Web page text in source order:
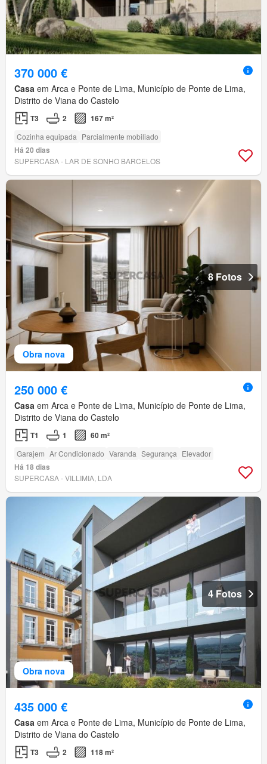
370 000 €
Casa em Arca e Ponte de Lima, Município de Ponte de Lima,
Distrito de Viana do Castelo
T3 2 167 m²
Cozinha equipada Parcialmente mobiliado
Há 20 dias
SUPERCASA - LAR DE SONHO BARCELOS
Obra nova
8 Fotos
250 000 €
Casa em Arca e Ponte de Lima, Município de Ponte de Lima,
Distrito de Viana do Castelo
T1 1 60 m²
Garajem Ar Condicionado Varanda Segurança Elevador
Há 18 dias
SUPERCASA - VILLIMIA, LDA
Obra nova
4 Fotos
435 000 €
Casa em Arca e Ponte de Lima, Município de Ponte de Lima,
Distrito de Viana do Castelo
T3 2 118 m²